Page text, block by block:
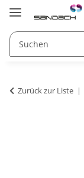
Zurück zur Liste